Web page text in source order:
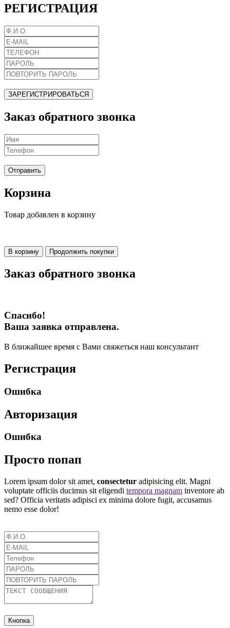
РЕГИСТРАЦИЯ
ЗАРЕГИСТРИРОВАТЬСЯ
Заказ обратного звонка
Отправить
Корзина
Товар добавлен в корзину
В корзину Продолжить покупки
Заказ обратного звонка
Спасибо!
Ваша заявка отправлена.
В ближайшее время с Вами свяжеться наш консультант
Регистрация
Ошибка
Авторизация
Ошибка
Просто попап
Lorem ipsum dolor sit amet, consectetur adipisicing elit. Magni
voluptate officiis ducimus sit eligendi tempora magnam inventore ab
sed? Officia veritatis adipisci ex minima dolore fugit, accusamus
nemo esse dolor!
Кнопка